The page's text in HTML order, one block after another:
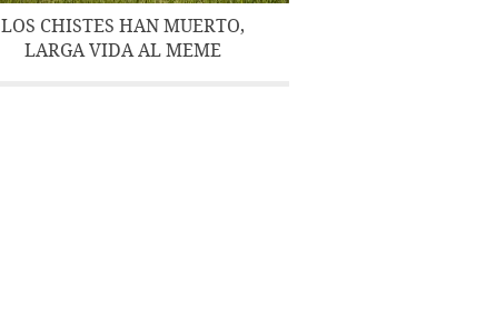
LOS CHISTES HAN MUERTO,
LARGA VIDA AL MEME